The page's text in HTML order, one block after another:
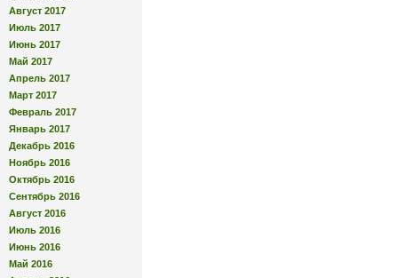
Август 2017
Июль 2017
Июнь 2017
Май 2017
Апрель 2017
Март 2017
Февраль 2017
Январь 2017
Декабрь 2016
Ноябрь 2016
Октябрь 2016
Сентябрь 2016
Август 2016
Июль 2016
Июнь 2016
Май 2016